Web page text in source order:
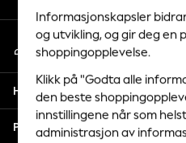
GIRLS
New In
50 - 92cm
98 - 110cm
116 - 134cm
140 - 174cm
Trending: Top &
Min konto
Logg inn på kontoen din
Hjelp
Personvern & Juridisk
Informasjonskapsler
og utvikling, og gir deg en
shoppingopplevelse.
Klikk på "Godta alle
den beste
innstillingene når som
administrasjon av